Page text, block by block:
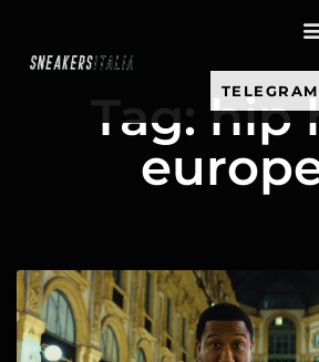
Tag: hip